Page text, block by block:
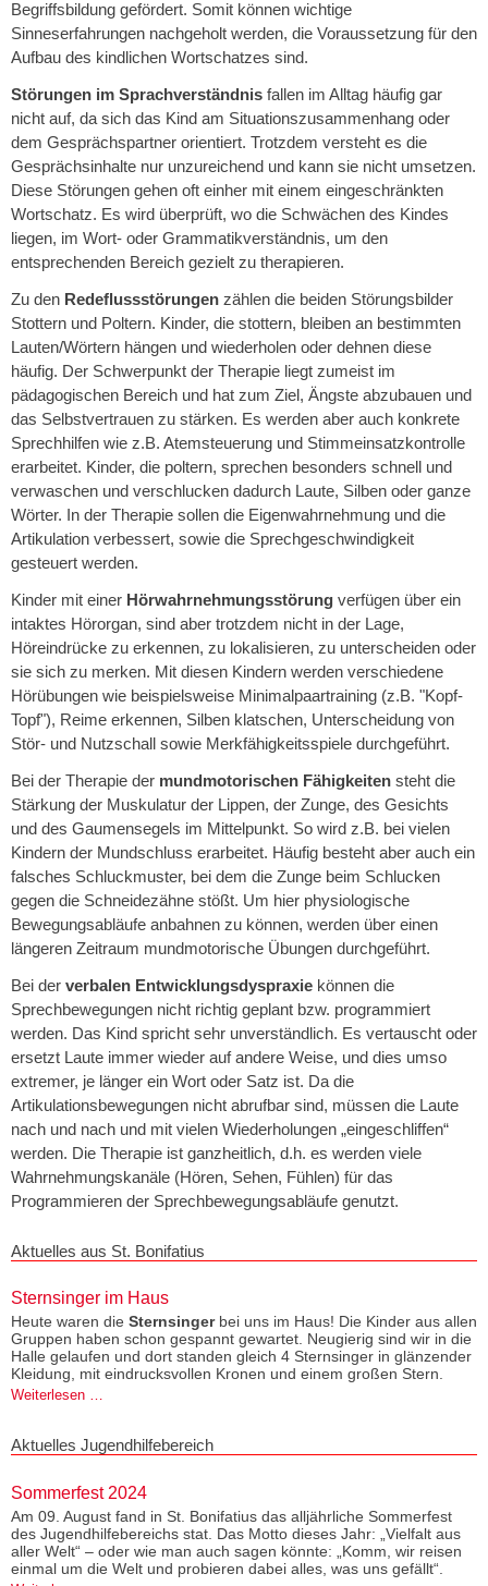
Begriffsbildung gefördert. Somit können wichtige
Sinneserfahrungen nachgeholt werden, die Voraussetzung für den
Aufbau des kindlichen Wortschatzes sind.
Störungen im Sprachverständnis fallen im Alltag häufig gar
nicht auf, da sich das Kind am Situationszusammenhang oder
dem Gesprächspartner orientiert. Trotzdem versteht es die
Gesprächsinhalte nur unzureichend und kann sie nicht umsetzen.
Diese Störungen gehen oft einher mit einem eingeschränkten
Wortschatz. Es wird überprüft, wo die Schwächen des Kindes
liegen, im Wort- oder Grammatikverständnis, um den
entsprechenden Bereich gezielt zu therapieren.
Zu den Redeflussstörungen zählen die beiden Störungsbilder
Stottern und Poltern. Kinder, die stottern, bleiben an bestimmten
Lauten/Wörtern hängen und wiederholen oder dehnen diese
häufig. Der Schwerpunkt der Therapie liegt zumeist im
pädagogischen Bereich und hat zum Ziel, Ängste abzubauen und
das Selbstvertrauen zu stärken. Es werden aber auch konkrete
Sprechhilfen wie z.B. Atemsteuerung und Stimmeinsatzkontrolle
erarbeitet. Kinder, die poltern, sprechen besonders schnell und
verwaschen und verschlucken dadurch Laute, Silben oder ganze
Wörter. In der Therapie sollen die Eigenwahrnehmung und die
Artikulation verbessert, sowie die Sprechgeschwindigkeit
gesteuert werden.
Kinder mit einer Hörwahrnehmungsstörung verfügen über ein
intaktes Hörorgan, sind aber trotzdem nicht in der Lage,
Höreindrücke zu erkennen, zu lokalisieren, zu unterscheiden oder
sie sich zu merken. Mit diesen Kindern werden verschiedene
Hörübungen wie beispielsweise Minimalpaartraining (z.B. "Kopf-
Topf"), Reime erkennen, Silben klatschen, Unterscheidung von
Stör- und Nutzschall sowie Merkfähigkeitsspiele durchgeführt.
Bei der Therapie der mundmotorischen Fähigkeiten steht die
Stärkung der Muskulatur der Lippen, der Zunge, des Gesichts
und des Gaumensegels im Mittelpunkt. So wird z.B. bei vielen
Kindern der Mundschluss erarbeitet. Häufig besteht aber auch ein
falsches Schluckmuster, bei dem die Zunge beim Schlucken
gegen die Schneidezähne stößt. Um hier physiologische
Bewegungsabläufe anbahnen zu können, werden über einen
längeren Zeitraum mundmotorische Übungen durchgeführt.
Bei der verbalen Entwicklungsdyspraxie können die
Sprechbewegungen nicht richtig geplant bzw. programmiert
werden. Das Kind spricht sehr unverständlich. Es vertauscht oder
ersetzt Laute immer wieder auf andere Weise, und dies umso
extremer, je länger ein Wort oder Satz ist. Da die
Artikulationsbewegungen nicht abrufbar sind, müssen die Laute
nach und nach und mit vielen Wiederholungen „eingeschliffen“
werden. Die Therapie ist ganzheitlich, d.h. es werden viele
Wahrnehmungskanäle (Hören, Sehen, Fühlen) für das
Programmieren der Sprechbewegungsabläufe genutzt.
Aktuelles aus St. Bonifatius
Sternsinger im Haus
Heute waren die Sternsingerbei uns im Haus! Die Kinder aus allen
Gruppen haben schon gespannt gewartet. Neugierig sind wir in die
Halle gelaufen und dort standen gleich 4 Sternsinger in glänzender
Kleidung, mit eindrucksvollen Kronen und einem großen Stern.
Weiterlesen …
Haus
Aktuelles Jugendhilfebereich
Sommerfest 2024
Am 09. August fand in St. Bonifatius das alljährliche Sommerfest
des Jugendhilfebereichs stat. Das Motto dieses Jahr: „Vielfalt aus
aller Welt“ – oder wie man auch sagen könnte: „Komm, wir reisen
einmal um die Welt und probieren dabei alles, was uns gefällt“.